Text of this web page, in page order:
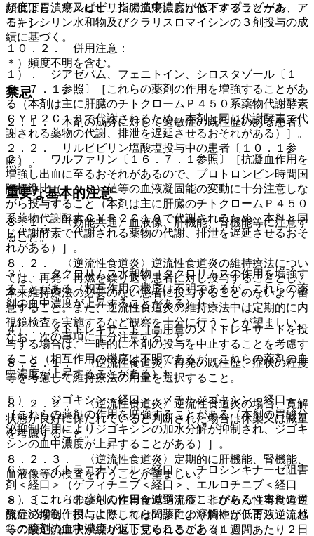
が低下し、リルピビリンの血中濃度が低下することがあ
る）］。
１０．２． 併用注意：
１）． ジアゼパム、フェニトイン、シロスタゾール〔１
６．７．１参照〕［これらの薬剤の作用を増強することがあ
る（本剤は主に肝臓のチトクロームＰ４５０系薬物代謝酵素
ＣＹＰ２Ｃ１９で代謝されるため、本剤と同じ代謝酵素で代
謝される薬物の代謝、排泄を遅延させるおそれがある）］。
２）． ワルファリン〔１６．７．１参照〕［抗凝血作用を
増強し出血に至るおそれがあるので、プロトロンビン時間国
際標準比（ＩＮＲ）値等の血液凝固能の変動に十分注意しな
がら投与すること（本剤は主に肝臓のチトクロームＰ４５０
系薬物代謝酵素ＣＹＰ２Ｃ１９で代謝されるため、本剤と同
じ代謝酵素で代謝される薬物の代謝、排泄を遅延させるおそ
れがある）］。
３）． タクロリムス水和物［タクロリムスの作用を増強す
ることがある（相互作用の機序は不明であるが、これらの薬
剤の血中濃度が上昇することがある）］。
４）． メトトレキサート［高用量のメトトレキサートを投
与する場合は、一時的に本剤の投与を中止することを考慮す
ること（相互作用の機序は不明であるが、これらの薬剤の血
中濃度が上昇することがある）］。
５）． ジゴキシン＜経口＞、メチルジゴキシン＜経口＞
［これらの薬剤の作用を増強することがある（本剤の胃酸分
泌抑制作用によりジゴキシンの加水分解が抑制され、ジゴキ
シンの血中濃度が上昇することがある）］。
６）． イトラコナゾール＜経口＞、チロシンキナーゼ阻害
剤＜経口＞（ゲフィチニブ＜経口＞、エルロチニブ＜経口
＞）［これらの薬剤の作用を減弱することがある（本剤の胃
酸分泌抑制作用によりこれらの薬剤の溶解性が低下し、これ
らの薬剤の血中濃度が低下することがある）］。
頻度は胃潰瘍又は十二指腸潰瘍におけるオメプラゾール、ア
モキシシリン水和物及びクラリスロマイシンの３剤投与の成
績に基づく。
＊）頻度不明を含む。
禁忌
２．１． 本剤の成分に対して過敏症の既往歴のある患者。
２．２． リルピビリン塩酸塩投与中の患者〔１０．１参
照〕。
重要な基本的注意
８．１． 〈効能共通〉血液像、肝機能、腎機能等に注意す
ること。
８．２． 〈逆流性食道炎〉逆流性食道炎の維持療法につい
ては、再発・再燃を繰り返す患者に対し投与することとし、
本来維持療法の必要のない患者に投与することのないよう留
意すること。また、逆流性食道炎の維持療法中は定期的に内
視鏡検査を実施するなど観察を十分に行うことが望ましい。
なお、次の事項に十分注意すること。
８．２．１． 〈逆流性食道炎〉再発の既往歴、症状の程度
等を考慮して維持療法の用量を選択すること。
８．２．２． 〈逆流性食道炎〉逆流性食道炎の場合、寛解
状態が良好に保たれていると判断された場合は休薬又は減量
を考慮すること。
８．２．３． 〈逆流性食道炎〉定期的に肝機能、腎機能、
血液像等の検査を行うことが望ましい。
８．３． 〈非びらん性胃食道逆流症〉非びらん性胃食道逆
流症の場合、投与に際しては問診により胸やけ、胃液逆流感
等の酸逆流症状が繰り返し見られること（１週間あたり２日